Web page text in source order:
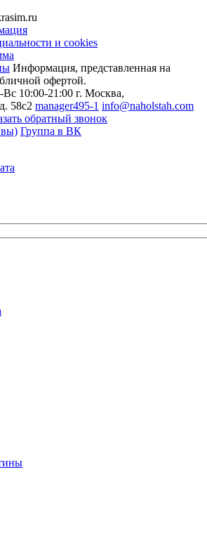
и cookies
Информация, представленная на
офертой.
10:00-21:00 г. Москва,
58с2 manager495-1 info@naholstah.com
обратный звонок
Группа в ВК